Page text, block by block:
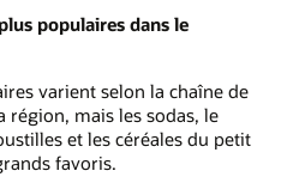
populaires dans le
varient selon la chaîne de
mais les sodas, le
et les céréales du petit
favoris.